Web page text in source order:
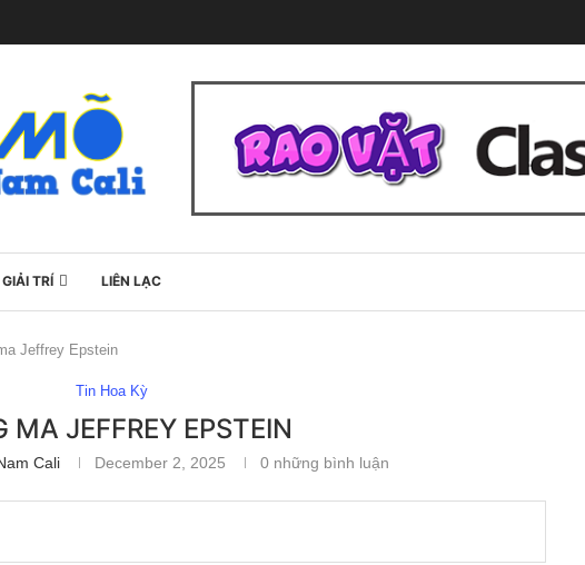
GIẢI TRÍ LIÊN LẠC
Jeffrey Epstein
Tin Hoa Kỳ
MA JEFFREY EPSTEIN
Cali December 2, 2025 0 những bình luận